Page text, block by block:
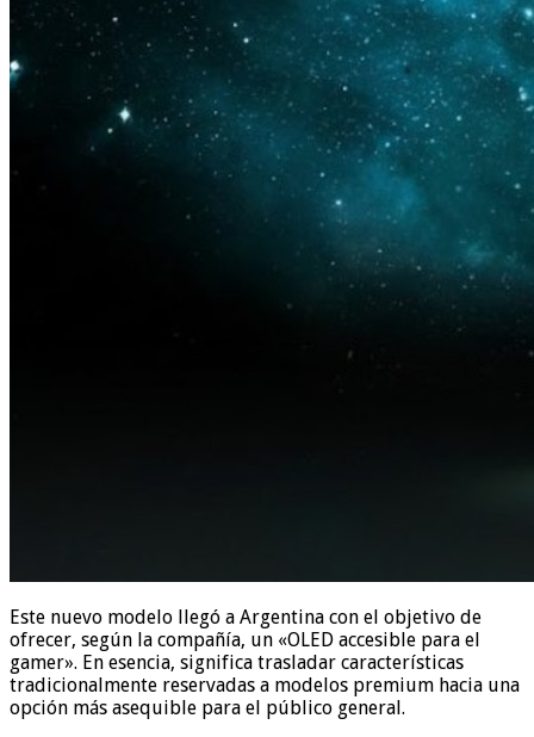
Este nuevo modelo llegó a Argentina con el objetivo de
ofrecer, según la compañía, un «OLED accesible para el
gamer». En esencia, significa trasladar características
tradicionalmente reservadas a modelos premium hacia una
opción más asequible para el público general.